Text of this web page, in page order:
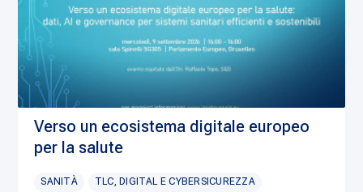
Verso un ecosistema digitale europeo
per la salute
SANITÀ TLC, DIGITAL E CYBERSICUREZZA